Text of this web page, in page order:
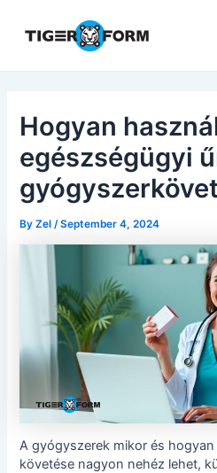
content
Hogyan
egészségügyi
ByZel/September 4, 2024
A gyógyszerek mikor és
követése nagyon nehéz lehet,